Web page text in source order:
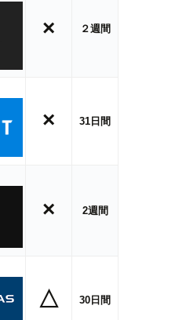
× ２週間
× 31日間
× 2週間
△ 30日間